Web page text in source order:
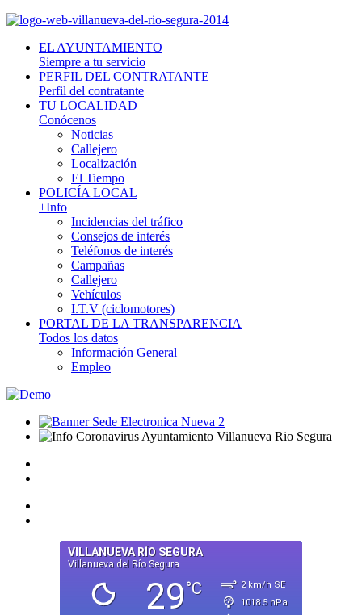
EL AYUNTAMIENTO
Siempre a tu servicio
PERFIL DEL CONTRATANTE
Perfil del contratante
TU LOCALIDAD
Conócenos
Noticias
Callejero
Localización
El Tiempo
POLICÍA LOCAL
+Info
Incidencias del tráfico
Consejos de interés
Teléfonos de interés
Campañas
Callejero
Vehículos
I.T.V (ciclomotores)
PORTAL DE LA TRANSPARENCIA
Todos los datos
Información General
Empleo